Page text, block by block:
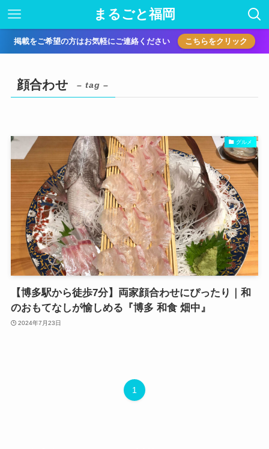
まるごと福岡
掲載をご希望の方はお気軽にご連絡ください こちらをクリック
顔合わせ – tag –
グルメ
【博多駅から徒歩7分】両家顔合わせにぴったり｜和
のおもてなしが愉しめる『博多 和食 畑中』
2024年7月23日
1